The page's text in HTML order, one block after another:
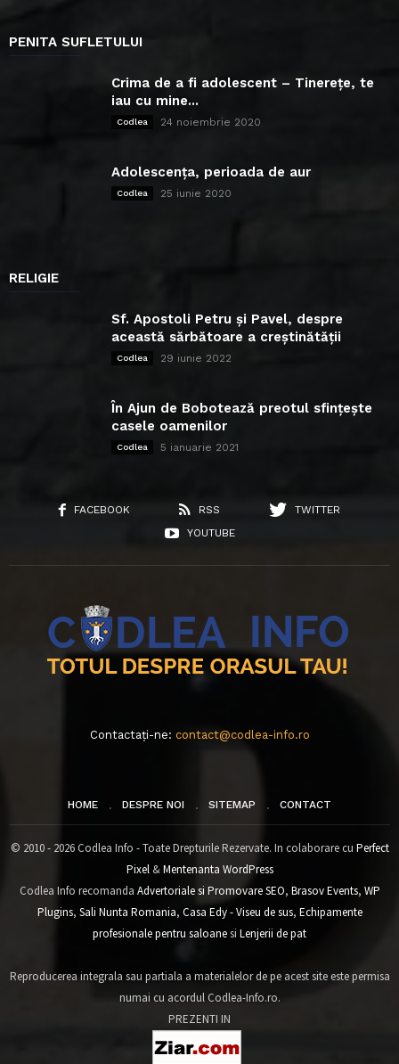
PENITA SUFLETULUI
Crima de a fi adolescent – Tinerețe, te
iau cu mine...
Codlea 24 noiembrie 2020
Adolescența, perioada de aur
Codlea 25 iunie 2020
RELIGIE
Sf. Apostoli Petru și Pavel, despre
această sărbătoare a creștinătății
Codlea 29 iunie 2022
În Ajun de Bobotează preotul sfințește
casele oamenilor
Codlea 5 ianuarie 2021
FACEBOOK RSS
TWITTER
YOUTUBE
Contactați-ne: contact@codlea-info.ro
HOME DESPRE NOI SITEMAP CONTACT
© 2010 - 2026 Codlea Info - Toate Drepturile Rezervate. In colaborare cu Perfect
Pixel&Mentenanta WordPress
Codlea Info recomanda Advertoriale si Promovare SEO, Brasov Events, WP
Plugins, Sali Nunta Romania, Casa Edy - Viseu de sus, Echipamente
profesionale pentru saloanesi Lenjerii de pat
Reproducerea integrala sau partiala a materialelor de pe acest site este permisa
numai cu acordul Codlea-Info.ro.
PREZENTI IN